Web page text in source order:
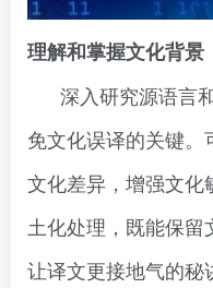
理解和掌握文化背景
深入研究源语言
免文化误译的关键
文化差异，增强文化
土化处理，既能保
让译文更接地气的秘